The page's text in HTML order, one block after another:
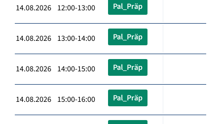
14.08.2026 12:00-13:00 Pal_Präp
14.08.2026 13:00-14:00 Pal_Präp
14.08.2026 14:00-15:00 Pal_Präp
14.08.2026 15:00-16:00 Pal_Präp